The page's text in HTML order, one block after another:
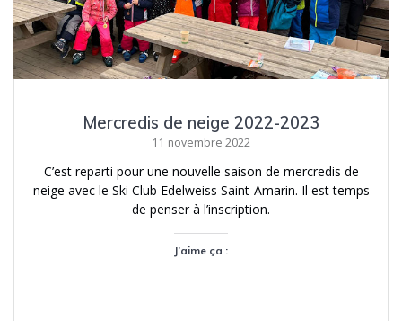
Mercredis de neige 2022-2023
11 novembre 2022
C’est reparti pour une nouvelle saison de mercredis de
neige avec le Ski Club Edelweiss Saint-Amarin. Il est temps
de penser à l’inscription.
J’aime ça :